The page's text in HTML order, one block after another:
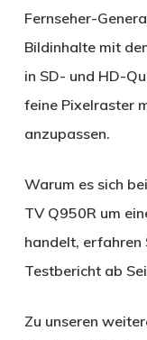
Fernseher-
Bildinhalte mit
in SD- und HD-
feine Pixelraster
anzupassen.
Warum es sich
TV Q950R um
handelt, erfahren
Testbericht ab
Zu unseren